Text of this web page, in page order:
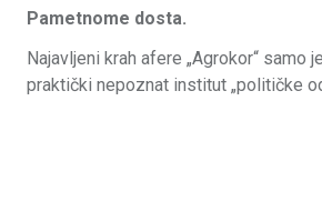
Pametnome dosta.
Najavljeni krah afere „Agrokor“
praktički nepoznat institut „političke